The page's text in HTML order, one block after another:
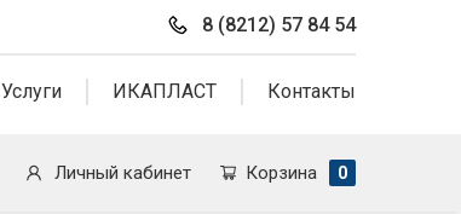
8 (8212) 57 84 54
Услуги ИКАПЛАСТ Контакты
Личный кабинет Корзина 0